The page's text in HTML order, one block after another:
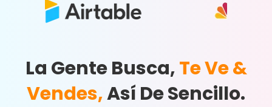
La Gente Busca,Te Ve &
Vendes,Así De Sencillo.